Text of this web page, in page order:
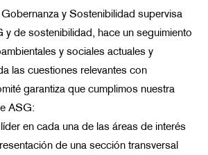
y Sostenibilidad supervisa
y de sostenibilidad, hace un seguimiento
y sociales actuales y
las cuestiones relevantes con
garantiza que cumplimos nuestra
ASG:
en cada una de las áreas de interés
de una sección transversal